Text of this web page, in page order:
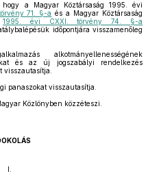
hogy a Magyar Köztársaság 1995. évi
71. §-a és a Magyar Köztársaság
1995. évi CXXI. törvény 74. §-a
időpontjára visszamenőleg
alkotmányellenességének
és az új jogszabályi rendelkezés
visszautasítja.
panaszokat visszautasítja.
Közlönyben közzéteszi.
I.